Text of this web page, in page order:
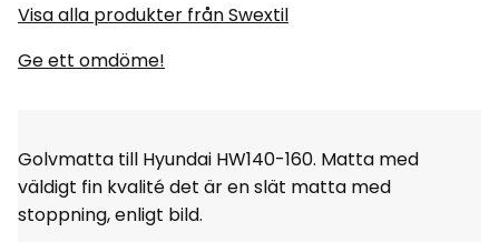
Visa alla produkter från Swextil
Ge ett omdöme!
Golvmatta till Hyundai HW140-160. Matta med
väldigt fin kvalité det är en slät matta med
stoppning, enligt bild.